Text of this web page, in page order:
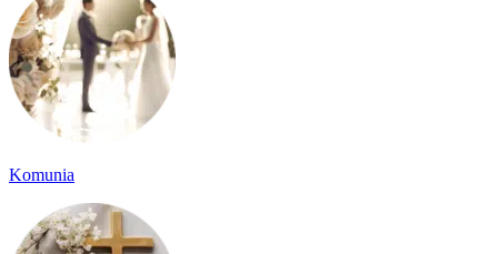
Komunia